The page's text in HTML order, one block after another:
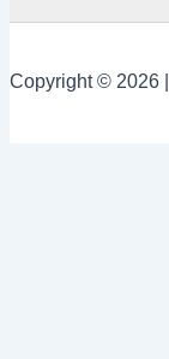
Copyright © 2026